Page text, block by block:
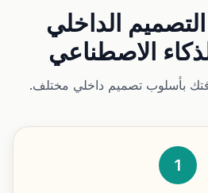
الداخلي
الاصطناعي
بأسلوب تصميم داخلي مختلف.
1